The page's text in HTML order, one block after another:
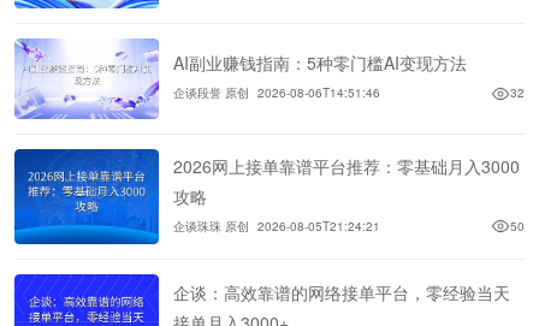
AI副业赚钱指南：5种零门槛AI变现方法
企谈段誉 原创 2026-08-06T14:51:46 32
2026网上接单靠谱平台推荐：零基础月入3000
攻略
企谈珠珠 原创 2026-08-05T21:24:21 50
企谈：高效靠谱的网络接单平台，零经验当天